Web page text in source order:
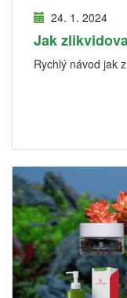
24. 1. 2024
Jak
Rychlý návod jak